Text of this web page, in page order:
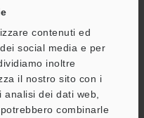
contenuti ed
social media e per
inoltre
il nostro sito con i
dei dati web,
combinarle